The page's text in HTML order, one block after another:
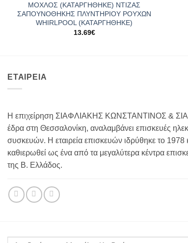
ΜΟΧΛΟΣ (ΚΑΤΑΡΓΗΘΗΚΕ) ΝΤΙΖΑΣ
ΣΑΠΟΥΝΟΘΗΚΗΣ ΠΛΥΝΤΗΡΙΟΥ ΡΟΥΧΩΝ
WHIRLPOOL (ΚΑΤΑΡΓΗΘΗΚΕ)
13.69€
ΕΤΑΙΡΕΙΑ
Η επιχείρηση ΣΙΑΦΛΙΑΚΗΣ ΚΩΝΣΤΑΝΤΙΝΟΣ &
έδρα στη Θεσσαλονίκη, αναλαμβάνει επισκευές
συσκευών. Η εταιρεία επισκευών ιδρύθηκε το 1978
καθιερωθεί ως ένα από τα μεγαλύτερα κέντρα
της Β. Ελλάδος.